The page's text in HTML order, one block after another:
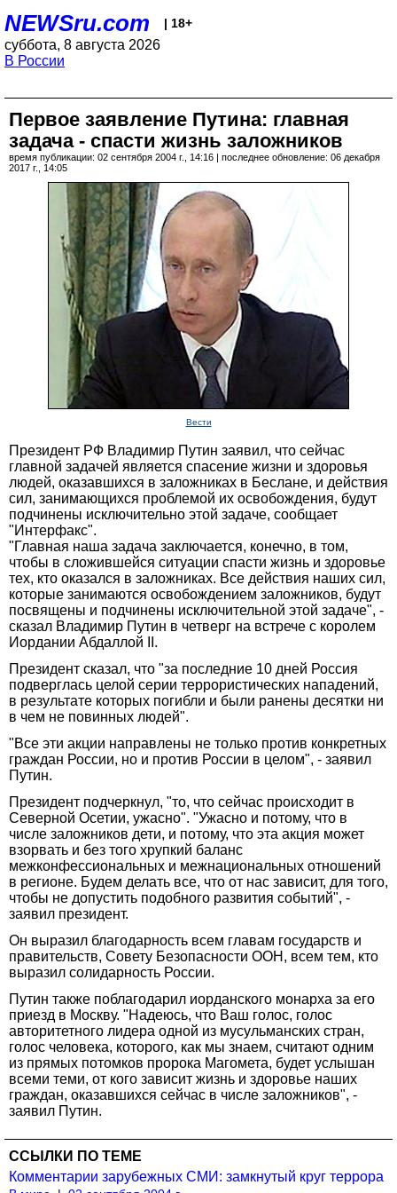
NEWSru.com | 18+
суббота, 8 августа 2026
В России
Первое заявление Путина: главная
задача - спасти жизнь заложников
время публикации: 02 сентября 2004 г., 14:16 | последнее обновление: 06 декабря
2017 г., 14:05
Вести
Президент РФ Владимир Путин заявил, что сейчас
главной задачей является спасение жизни и здоровья
людей, оказавшихся в заложниках в Беслане, и действия
сил, занимающихся проблемой их освобождения, будут
подчинены исключительно этой задаче, сообщает
"Интерфакс".
"Главная наша задача заключается, конечно, в том,
чтобы в сложившейся ситуации спасти жизнь и здоровье
тех, кто оказался в заложниках. Все действия наших сил,
которые занимаются освобождением заложников, будут
посвящены и подчинены исключительной этой задаче", -
сказал Владимир Путин в четверг на встрече с королем
Иордании Абдаллой II.
Президент сказал, что "за последние 10 дней Россия
подверглась целой серии террористических нападений,
в результате которых погибли и были ранены десятки ни
в чем не повинных людей".
"Все эти акции направлены не только против конкретных
граждан России, но и против России в целом", - заявил
Путин.
Президент подчеркнул, "то, что сейчас происходит в
Северной Осетии, ужасно". "Ужасно и потому, что в
числе заложников дети, и потому, что эта акция может
взорвать и без того хрупкий баланс
межконфессиональных и межнациональных отношений
в регионе. Будем делать все, что от нас зависит, для того,
чтобы не допустить подобного развития событий", -
заявил президент.
Он выразил благодарность всем главам государств и
правительств, Совету Безопасности ООН, всем тем, кто
выразил солидарность России.
Путин также поблагодарил иорданского монарха за его
приезд в Москву. "Надеюсь, что Ваш голос, голос
авторитетного лидера одной из мусульманских стран,
голос человека, которого, как мы знаем, считают одним
из прямых потомков пророка Магомета, будет услышан
всеми теми, от кого зависит жизнь и здоровье наших
граждан, оказавшихся сейчас в числе заложников", -
заявил Путин.
ССЫЛКИ ПО ТЕМЕ
Комментарии зарубежных СМИ: замкнутый круг террора